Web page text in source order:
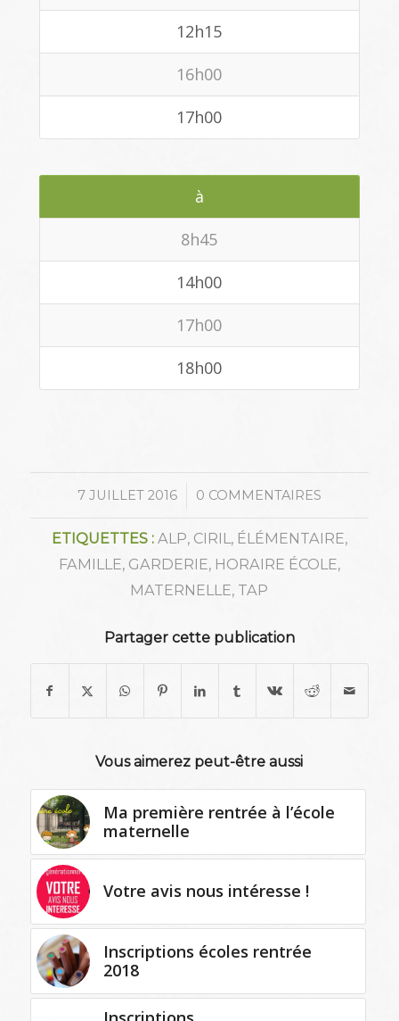
12h15
16h00
17h00
à
8h45
14h00
17h00
18h00
7 JUILLET 2016
/ 0 COMMENTAIRES
ETIQUETTES : ALP, CIRIL , ÉLÉMENTAIRE,
FAMILLE, GARDERIE, HORAIRE ÉCOLE,
MATERNELLE, TAP
Partager cette publication
Vous aimerez peut-être aussi
Ma première rentrée à l’école
maternelle
Votre avis nous intéresse !
Inscriptions écoles rentrée
2018